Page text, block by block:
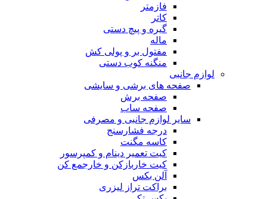
فازمتر
کاتر
گیره و پیچ دستی
ماله
مفتول بر و پولی کش
منگنه کوب دستی
لوازم جانبی
صفحه های برشی و سایشی
صفحه برش
صفحه ساب
سایر لوازم جانبی و مصرفی
درجه فشارسنج
کاسه مگنت
کیت تعمیر دینام و کمپرسور
کیت خاربازکن و خارجمع کن
آلن بکس
براکت تراز لیزری